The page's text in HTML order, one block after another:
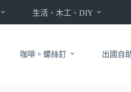
生活、木工、DIY
咖啡。螺絲釘 出國自